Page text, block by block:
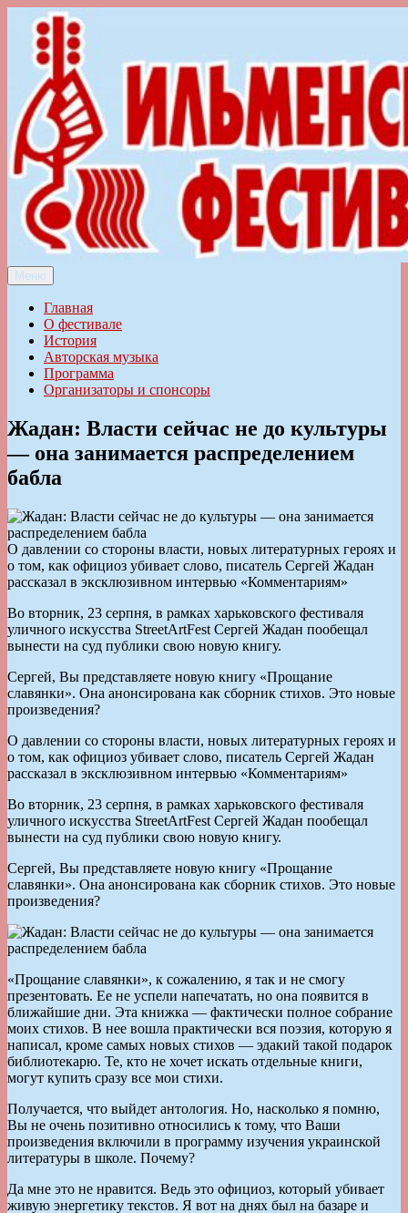
Перейти
содержимому
Ильменский фестиваль авторской песни
Меню
Главная
О фестивале
История
Авторская музыка
Программа
Организаторы и спонсоры
Жадан: Власти сейчас не до культуры
— она занимается распределением
бабла
О давлении со стороны власти, новых литературных героях и
о том, как официоз убивает слово, писатель Сергей Жадан
рассказал в эксклюзивном интервью «Комментариям»
Во вторник, 23 серпня, в рамках харьковского фестиваля
уличного искусства StreetArtFest Сергей Жадан пообещал
вынести на суд публики свою новую книгу.
Сергей, Вы представляете новую книгу «Прощание
славянки». Она анонсирована как сборник стихов. Это новые
произведения?
О давлении со стороны власти, новых литературных героях и
о том, как официоз убивает слово, писатель Сергей Жадан
рассказал в эксклюзивном интервью «Комментариям»
Во вторник, 23 серпня, в рамках харьковского фестиваля
уличного искусства StreetArtFest Сергей Жадан пообещал
вынести на суд публики свою новую книгу.
Сергей, Вы представляете новую книгу «Прощание
славянки». Она анонсирована как сборник стихов. Это новые
произведения?
«Прощание славянки», к сожалению, я так и не смогу
презентовать. Ее не успели напечатать, но она появится в
ближайшие дни. Эта книжка — фактически полное собрание
моих стихов. В нее вошла практически вся поэзия, которую я
написал, кроме самых новых стихов — эдакий такой подарок
библиотекарю. Те, кто не хочет искать отдельные книги,
могут купить сразу все мои стихи.
Получается, что выйдет антология. Но, насколько я помню,
Вы не очень позитивно относились к тому, что Ваши
произведения включили в программу изучения украинской
литературы в школе. Почему?
Да мне это не нравится. Ведь это официоз, который убивает
живую энергетику текстов. Я вот на днях был на базаре и